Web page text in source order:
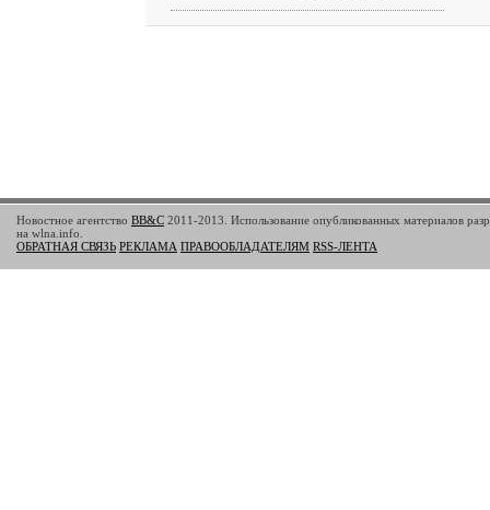
Новостное агентство BB&C 2011-2013. Использование опубликованных материалов
на wlna.info.
ОБРАТНАЯ СВЯЗЬ РЕКЛАМА ПРАВООБЛАДАТЕЛЯМ RSS-ЛЕНТА